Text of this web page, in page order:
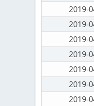
2019-
2019-
2019-
2019-
2019-
2019-
2019-